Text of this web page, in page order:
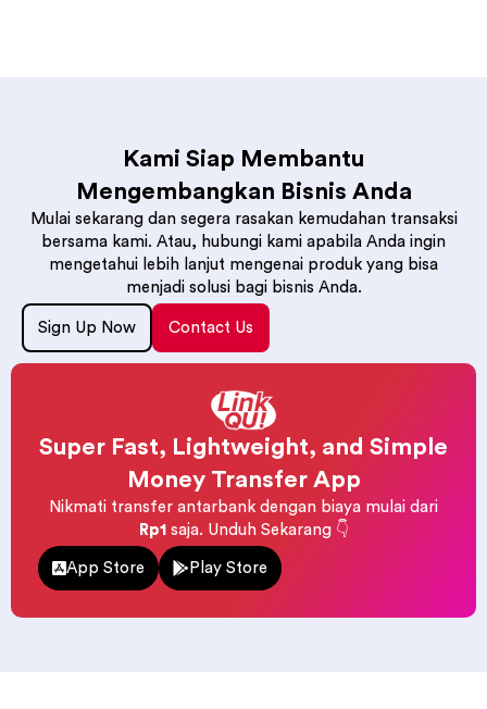
Kami Siap Membantu
Mengembangkan Bisnis Anda
Mulai sekarang dan segera rasakan kemudahan transaksi
bersama kami. Atau, hubungi kami apabila Anda ingin
mengetahui lebih lanjut mengenai produk yang bisa
menjadi solusi bagi bisnis Anda.
Sign Up Now Contact Us
Super Fast, Lightweight, and Simple
Money Transfer App
Nikmati transfer antarbank dengan biaya mulai dari
Rp1saja. Unduh Sekarang 👇
App Store Play Store